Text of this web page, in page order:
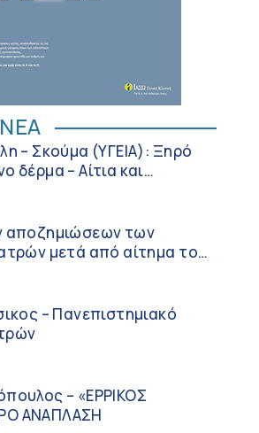
– Σκούμα (ΥΓΕΙΑ): Ξηρό
δέρμα – Αίτια και
αποζημιώσεων των
μετά από αίτημα του
– Πανεπιστημιακό
– «ΕΡΡΙΚΟΣ
ΑΝΑΠΛΑΣΗ